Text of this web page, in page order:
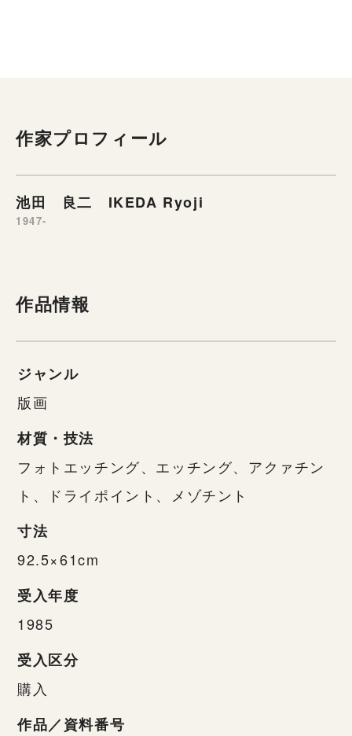
作家プロフィール
池田 良二 IKEDA Ryoji
1947-
作品情報
ジャンル
版画
材質・技法
フォトエッチング、エッチング、アクァチン
ト、ドライポイント、メゾチント
寸法
92.5×61cm
受入年度
1985
受入区分
購入
作品／資料番号